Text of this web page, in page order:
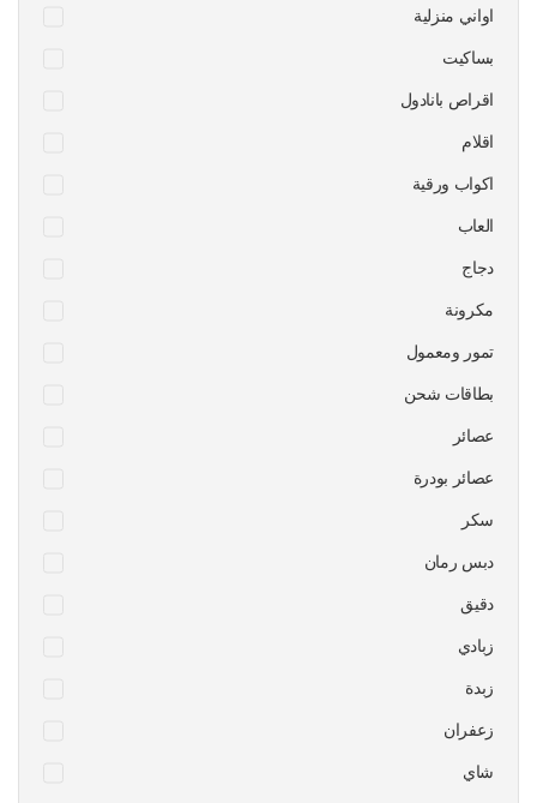
اواني منزلية
بساكيت
اقراص بانادول
اقلام
اكواب ورقية
العاب
دجاج
مكرونة
تمور ومعمول
بطاقات شحن
عصائر
عصائر بودرة
سكر
دبس رمان
دقيق
زبادي
زبدة
زعفران
شاي